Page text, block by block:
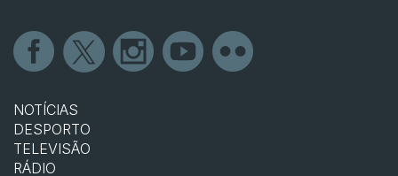
NOTÍCIAS
DESPORTO
TELEVISÃO
RÁDIO